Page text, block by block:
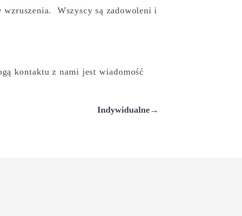
wzruszenia. Wszyscy są zadowoleni i
kontaktu z nami jest wiadomość
Indywidualne→